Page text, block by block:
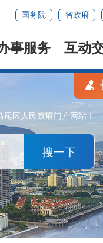
国务院 省政府
事服务 互动
区人民政府门户网站！
搜一下